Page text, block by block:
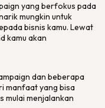
yang berfokus pada
mungkin untuk
bisnis kamu. Lewat
kamu akan
dan beberapa
manfaat yang bisa
mulai menjalankan